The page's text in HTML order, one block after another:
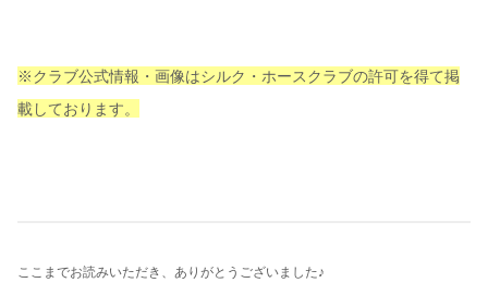
※クラブ公式情報・画像はシルク・ホースクラブの許可を得て掲
載しております。
ここまでお読みいただき、ありがとうございました♪